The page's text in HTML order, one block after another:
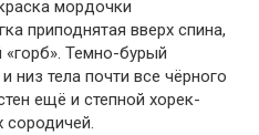
мордочки
приподнятая вверх спина,
Темно-бурый
низ тела почти все чёрного
ещё и степной хорек-
сородичей.